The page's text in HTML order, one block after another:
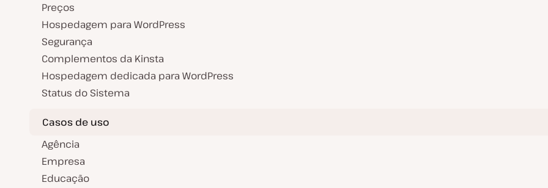
Preços
Hospedagem para WordPress
Segurança
Complementos da Kinsta
Hospedagem dedicada para WordPress
Status do Sistema
Casos de uso
Agência
Empresa
Educação